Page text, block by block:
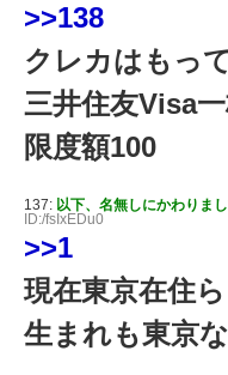
>>138
クレカはもっ
三井住友Visa
限度額100
137: 以下、名無しにかわりま
ID:/fsIxEDu0
>>1
現在東京在住
生まれも東京